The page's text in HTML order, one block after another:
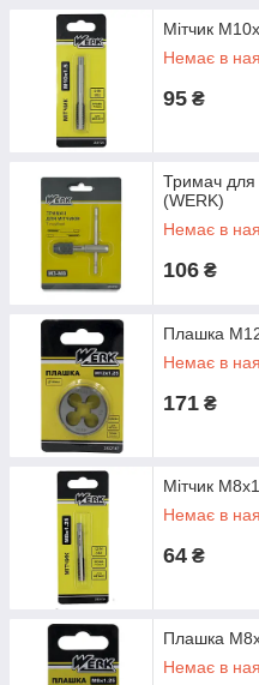
Мітчик
Немає в
95 ₴
Тримач для
(WERK)
Немає в
106 ₴
Плашка
Немає в
171 ₴
Мітчик
Немає в
64 ₴
Плашка
Немає в